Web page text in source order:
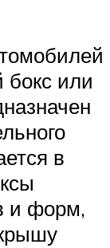
бокс или
в
и форм,